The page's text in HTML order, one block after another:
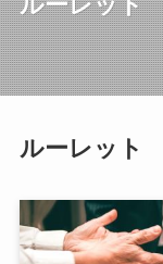
ルーレット